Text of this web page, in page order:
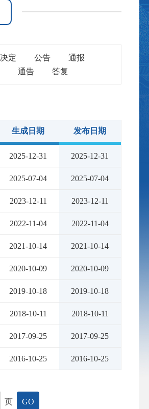
决定 公告
通报
通告 答复
生成日期 发布日期
2025-12-31 2025-12-31
2025-07-04 2025-07-04
2023-12-11 2023-12-11
2022-11-04 2022-11-04
2021-10-14 2021-10-14
2020-10-09 2020-10-09
2019-10-18 2019-10-18
2018-10-11 2018-10-11
2017-09-25 2017-09-25
2016-10-25 2016-10-25
页 GO